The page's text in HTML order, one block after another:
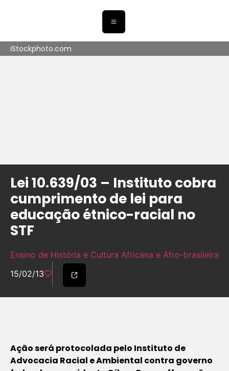
iStockphoto.com
Lei 10.639/03 – Instituto cobra
cumprimento de lei para
educação étnico-racial no
STF
Ensino de História e Cultura Africana e Afro-brasileira
15/02/13
Ação será protocolada pelo Instituto de
Advocacia Racial e Ambiental contra governo